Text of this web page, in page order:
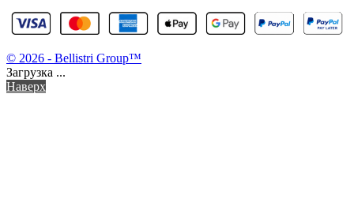
© 2026 - Bellistri Group™
Загрузка ...
Наверх